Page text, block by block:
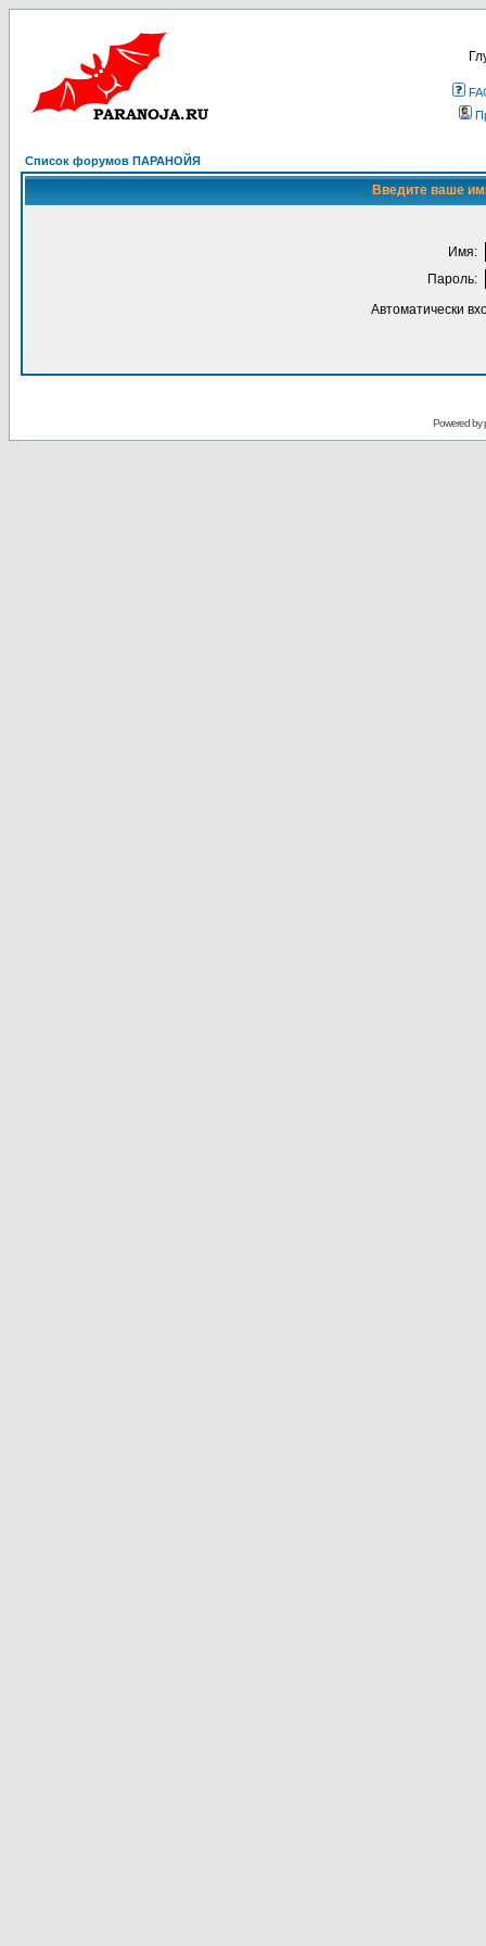
Список форумов ПАРАНОЙЯ
Введите ваше
Имя:
Пароль:
Автоматически
Powered by